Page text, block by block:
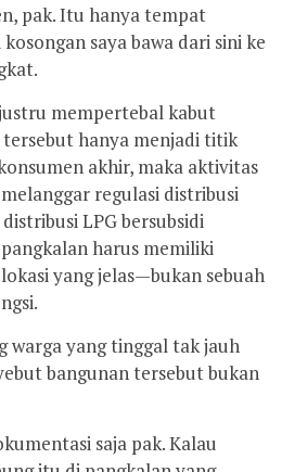
pak. Itu hanya tempat
saya bawa dari sini ke
mempertebal kabut
hanya menjadi titik
akhir, maka aktivitas
regulasi distribusi
LPG bersubsidi
harus memiliki
yang jelas—bukan sebuah
warga yang tinggal tak jauh
bangunan tersebut bukan
saja pak. Kalau